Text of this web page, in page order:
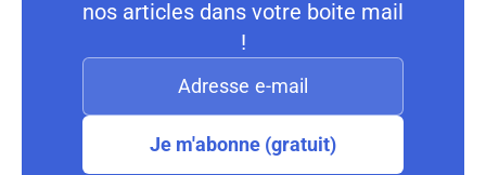
nos articles dans votre boite mail
!
Je m'abonne (gratuit)